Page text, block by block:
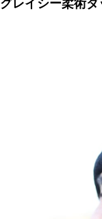
グレイシー柔術